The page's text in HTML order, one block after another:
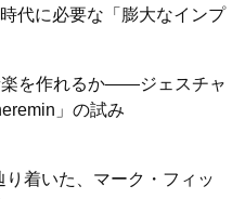
代に必要な「膨大なインプ
楽を作れるか——ジェスチャ
」の試み
着いた、マーク・フィッ